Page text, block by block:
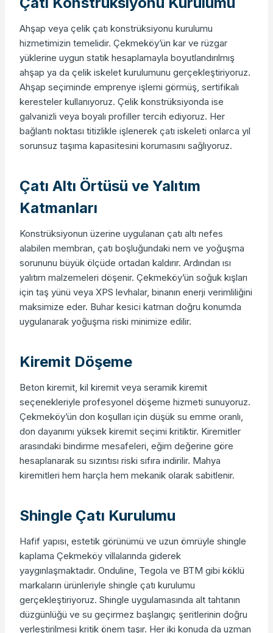
Ahşap veya çelik çatı konstrüksiyonu kurulumu
hizmetimizin temelidir. Çekmeköy’ün kar ve rüzgar
yüklerine uygun statik hesaplamayla boyutlandırılmış
ahşap ya da çelik iskelet kurulumunu gerçekleştiriyoruz.
Ahşap seçiminde emprenye işlemi görmüş, sertifikalı
keresteler kullanıyoruz. Çelik konstrüksiyonda ise
galvanizli veya boyalı profiller tercih ediyoruz. Her
bağlantı noktası titizlikle işlenerek çatı iskeleti onlarca yıl
sorunsuz taşıma kapasitesini korumasını sağlıyoruz.
Çatı Altı Örtüsü ve Yalıtım
Katmanları
Konstrüksiyonun üzerine uygulanan çatı altı nefes
alabilen membran, çatı boşluğundaki nem ve yoğuşma
sorununu büyük ölçüde ortadan kaldırır. Ardından ısı
yalıtım malzemeleri döşenir. Çekmeköy’ün soğuk kışları
için taş yünü veya XPS levhalar, binanın enerji verimliliğini
maksimize eder. Buhar kesici katman doğru konumda
uygulanarak yoğuşma riski minimize edilir.
Kiremit Döşeme
Beton kiremit, kil kiremit veya seramik kiremit
seçenekleriyle profesyonel döşeme hizmeti sunuyoruz.
Çekmeköy’ün don koşulları için düşük su emme oranlı,
don dayanımı yüksek kiremit seçimi kritiktir. Kiremitler
arasındaki bindirme mesafeleri, eğim değerine göre
hesaplanarak su sızıntısı riski sıfıra indirilir. Mahya
kiremitleri hem harçla hem mekanik olarak sabitlenir.
Shingle Çatı Kurulumu
Hafif yapısı, estetik görünümü ve uzun ömrüyle shingle
kaplama Çekmeköy villalarında giderek
yaygınlaşmaktadır. Onduline, Tegola ve BTM gibi köklü
markaların ürünleriyle shingle çatı kurulumu
gerçekleştiriyoruz. Shingle uygulamasında alt tahtanın
düzgünlüğü ve su geçirmez başlangıç şeritlerinin doğru
yerleştirilmesi kritik önem taşır. Her iki konuda da uzman